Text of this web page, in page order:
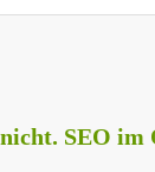
SEO im